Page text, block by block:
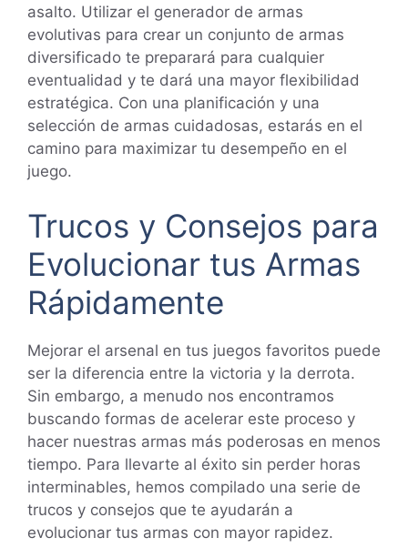
asalto. Utilizar el generador de armas
evolutivas para crear un conjunto de armas
diversificado te preparará para cualquier
eventualidad y te dará una mayor flexibilidad
estratégica. Con una planificación y una
selección de armas cuidadosas, estarás en el
camino para maximizar tu desempeño en el
juego.
Trucos y Consejos para
Evolucionar tus Armas
Rápidamente
Mejorar el arsenal en tus juegos favoritos puede
ser la diferencia entre la victoria y la derrota.
Sin embargo, a menudo nos encontramos
buscando formas de acelerar este proceso y
hacer nuestras armas más poderosas en menos
tiempo. Para llevarte al éxito sin perder horas
interminables, hemos compilado una serie de
trucos y consejos que te ayudarán a
evolucionar tus armas con mayor rapidez.